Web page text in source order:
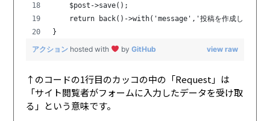
    $post->save();
return back()->with('message','投稿を作成しました
}
view raw
アクション hosted with byGitHub
↑のコードの1行目のカッコの中の「Request」は
「サイト閲覧者がフォームに入力したデータを受け取
る」という意味です。